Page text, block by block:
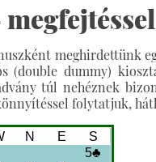
meghirdettünk
dummy)
túl nehéznek
folytatjuk,